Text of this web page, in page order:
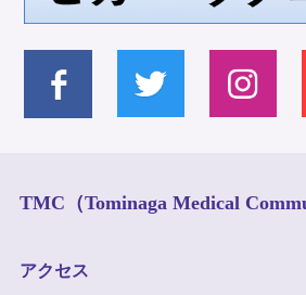
TMC（Tominaga Medical
アクセス